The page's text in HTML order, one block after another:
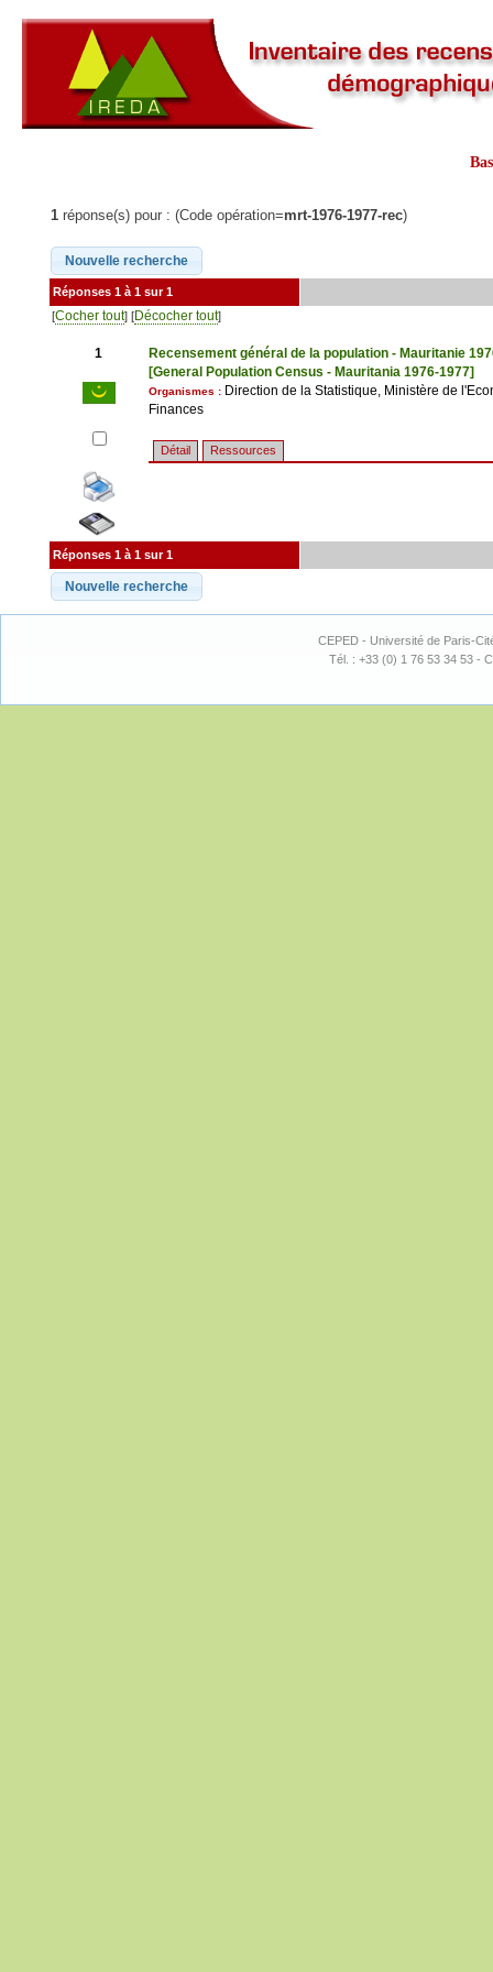
1 réponse(s) pour : (Code opération=mrt-1976-1977-rec)
Réponses 1 à 1 sur 1
[Cocher tout] [Décocher tout]
1
Recensement général de la population - Mauritanie
[General Population Census - Mauritania 1976-1977]
Organismes : Direction de la Statistique, Ministère de
Finances
Détail Ressources
Réponses 1 à 1 sur 1
CEPED - Université de Paris-
Tél. : +33 (0) 1 76 53 34 53 -